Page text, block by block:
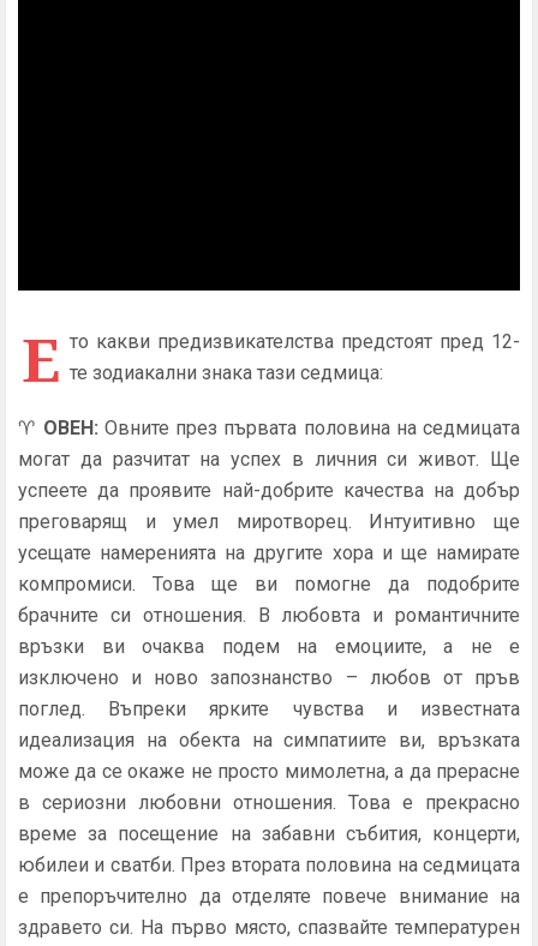
Е то какви предизвикателства предстоят пред 12-
те зодиакални знака тази седмица:
♈ ОВЕН: Овните през първата половина на седмицата
могат да разчитат на успех в личния си живот. Ще
успеете да проявите най-добрите качества на добър
преговарящ и умел миротворец. Интуитивно ще
усещате намеренията на другите хора и ще намирате
компромиси. Това ще ви помогне да подобрите
брачните си отношения. В любовта и романтичните
връзки ви очаква подем на емоциите, а не е
изключено и ново запознанство – любов от пръв
поглед. Въпреки ярките чувства и известната
идеализация на обекта на симпатиите ви, връзката
може да се окаже не просто мимолетна, а да прерасне
в сериозни любовни отношения. Това е прекрасно
време за посещение на забавни събития, концерти,
юбилеи и сватби. През втората половина на седмицата
е препоръчително да отделяте повече внимание на
здравето си. На първо място, спазвайте температурен